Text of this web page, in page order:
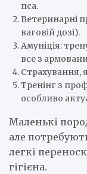
пса.
Ветеринарні
ваговій дозі).
Амуніція:
все з
Страхування,
Тренінг з
особливо
Маленькі
але
легкі
гігієна.